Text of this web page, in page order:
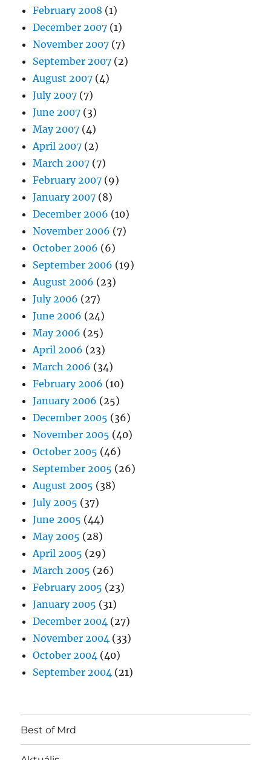
February 2008 (1)
December 2007 (1)
November 2007 (7)
September 2007 (2)
August 2007 (4)
July 2007 (7)
June 2007 (3)
May 2007 (4)
April 2007 (2)
March 2007 (7)
February 2007 (9)
January 2007 (8)
December 2006 (10)
November 2006 (7)
October 2006 (6)
September 2006 (19)
August 2006 (23)
July 2006 (27)
June 2006 (24)
May 2006 (25)
April 2006 (23)
March 2006 (34)
February 2006 (10)
January 2006 (25)
December 2005 (36)
November 2005 (40)
October 2005 (46)
September 2005 (26)
August 2005 (38)
July 2005 (37)
June 2005 (44)
May 2005 (28)
April 2005 (29)
March 2005 (26)
February 2005 (23)
January 2005 (31)
December 2004 (27)
November 2004 (33)
October 2004 (40)
September 2004 (21)
Best of Mrd